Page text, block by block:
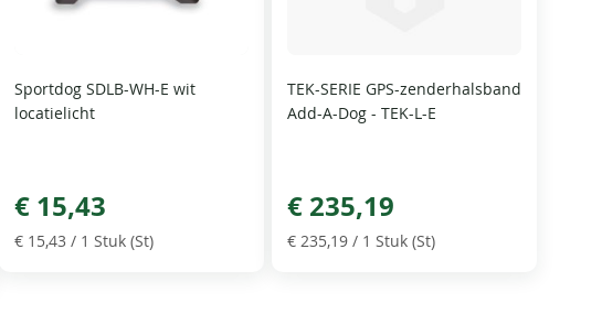
Sportdog SDLB-WH-E wit
locatielicht
€ 15,43
€ 15,43 / 1 Stuk (St)
TEK-SERIE GPS-zenderhalsband
Add-A-Dog - TEK-L-E
€ 235,19
€ 235,19/ 1 Stuk (St)